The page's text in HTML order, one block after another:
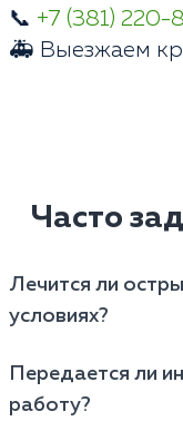
📞 +7 (381) 220-
🚑 Выезжаем
Часто
Лечится ли
условиях?
требует жесткого
состояние
Передается ли
работу?